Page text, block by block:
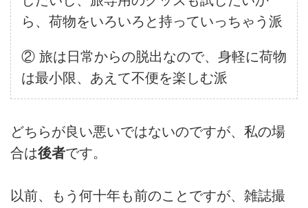
ら、荷物をいろいろと持っていっちゃう派
② 旅は日常からの脱出なので、身軽に荷物
は最小限、あえて不便を楽しむ派
どちらが良い悪いではないのですが、私の場
合は後者です。
以前、もう何十年も前のことですが、雑誌撮